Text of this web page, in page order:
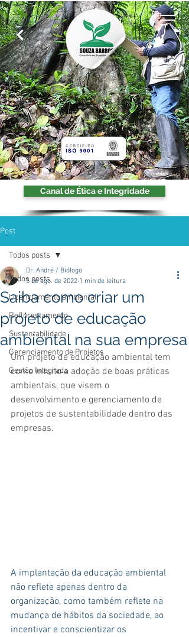
Canal de Ética e Integridade
Post
Todos posts
Licenciamento ambiental
Reflorestamento
Sustentabilidade
Gerenciamento de Projetos
Gestão Integrada
Todos posts
Saiba como criar um
projeto de educação
ambiental na sua empresa
Dr. André / Biólogo
5 de ago. de 2022 1 min de leitura
Um projeto de educação ambiental tem
como intuito a adoção de boas práticas
ambientais, que visem o
desenvolvimento e gerenciamento de
projetos de sustentabilidade dentro das
empresas.
A implantação da educação ambiental
não reflete apenas dentro da
organização, como também reflete na
mudança de hábitos da sociedade, ao
incentivar e conscientizar os